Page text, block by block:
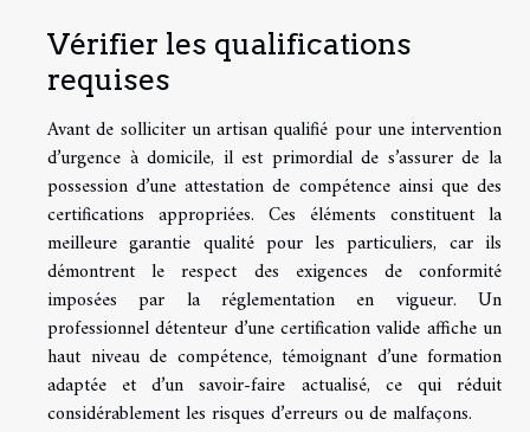
Vérifier les qualifications
requises
Avant de solliciter un artisan qualifié pour une intervention
d’urgence à domicile, il est primordial de s’assurer de la
possession d’une attestation de compétence ainsi que des
certifications appropriées. Ces éléments constituent la
meilleure garantie qualité pour les particuliers, car ils
démontrent le respect des exigences de conformité
imposées par la réglementation en vigueur. Un
professionnel détenteur d’une certification valide affiche un
haut niveau de compétence, témoignant d’une formation
adaptée et d’un savoir-faire actualisé, ce qui réduit
considérablement les risques d’erreurs ou de malfaçons.